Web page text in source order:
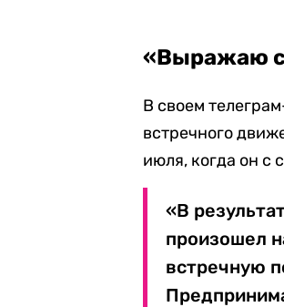
«Выражаю
В своем
встречного
июля, когда он с
«В
произошел
встречную